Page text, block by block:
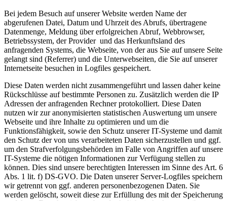
Bei jedem Besuch auf unserer Website werden Name der
abgerufenen Datei, Datum und Uhrzeit des Abrufs, übertragene
Datenmenge, Meldung über erfolgreichen Abruf, Webbrowser,
Betriebssystem, der Provider und das Herkunftsland des
anfragenden Systems, die Webseite, von der aus Sie auf unsere Seite
gelangt sind (Referrer) und die Unterwebseiten, die Sie auf unserer
Internetseite besuchen in Logfiles gespeichert.
Diese Daten werden nicht zusammengeführt und lassen daher keine
Rückschlüsse auf bestimmte Personen zu. Zusätzlich werden die IP
Adressen der anfragenden Rechner protokolliert. Diese Daten
nutzen wir zur anonymisierten statistischen Auswertung um unsere
Webseite und ihre Inhalte zu optimieren und um die
Funktionsfähigkeit, sowie den Schutz unserer IT-Systeme und damit
den Schutz der von uns verarbeiteten Daten sicherzustellen und ggf.
um den Strafverfolgungsbehörden im Falle von Angriffen auf unsere
IT-Systeme die nötigen Informationen zur Verfügung stellen zu
können. Dies sind unsere berechtigten Interessen im Sinne des Art. 6
Abs. 1 lit. f) DS-GVO. Die Daten unserer Server-Logfiles speichern
wir getrennt von ggf. anderen personenbezogenen Daten. Sie
werden gelöscht, soweit diese zur Erfüllung des mit der Speicherung